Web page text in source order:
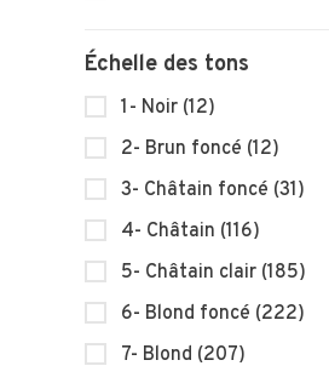
Échelle des tons
1- Noir (12)
2- Brun foncé (12)
3- Châtain foncé (31)
4- Châtain (116)
5- Châtain clair (185)
6- Blond foncé (222)
7- Blond (207)